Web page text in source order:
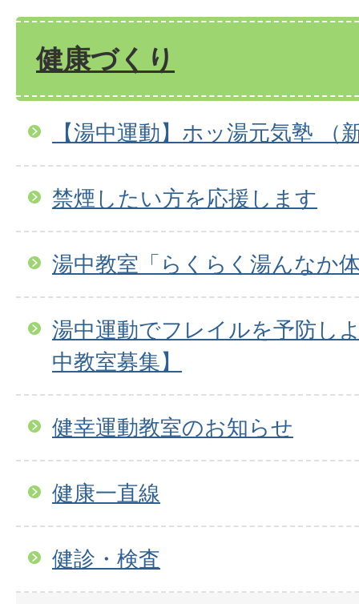
健康づくり
【湯中運動】ホッ湯元気塾 （
禁煙したい方を応援します
湯中教室「らくらく湯んなか
湯中運動でフレイルを予防し
中教室募集】
健幸運動教室のお知らせ
健康一直線
健診・検査